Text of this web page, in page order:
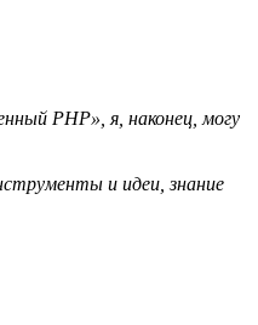
PHP», я, наконец, могу
и идеи, знание